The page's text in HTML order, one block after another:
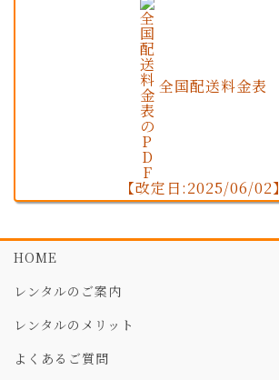
全国配送料金表
【改定日:2025/06/02】
HOME
レンタルのご案内
レンタルのメリット
よくあるご質問